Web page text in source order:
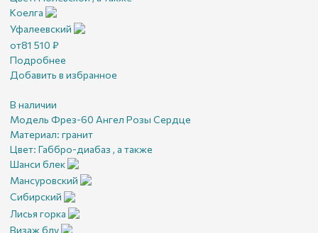
Коелга
Уфалеевский
от81 510 ₽
Подробнее
Добавить в избранное
В наличии
Модель Фрез-60 Ангел Розы Сердце
Материал: гранит
Цвет: Габбро-диабаз , а также
Шанси блек
Мансуровский
Сибирский
Лисья горка
Визаж блу